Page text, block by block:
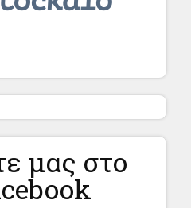
μας στο